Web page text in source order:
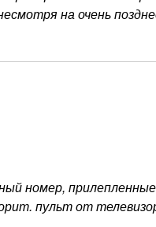
на очень
номер,
пульт от